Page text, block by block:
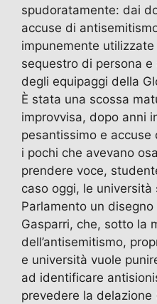
spudoratamente: dai
accuse di
impunemente
sequestro di persona
degli equipaggi della
È stata una scossa
improvvisa, dopo anni
pesantissimo e
i pochi che avevano
prendere voce,
caso oggi, le
Parlamento un
Gasparri, che, sotto la
dell’antisemitismo,
e università vuole
ad identificare
prevedere la delazione